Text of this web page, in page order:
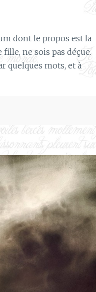
dont le propos est la
ne sois pas déçue.
quelques mots, et à